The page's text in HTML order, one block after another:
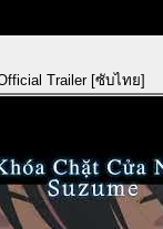
Trailer [ซับไทย]